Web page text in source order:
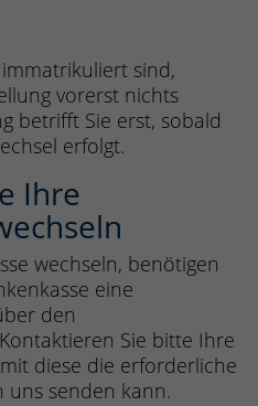
sind,
vorerst nichts
betrifft Sie erst, sobald
erfolgt.
Ihre
wechseln, benötigen
eine
den
Sie bitte Ihre
diese die erforderliche
uns senden kann.